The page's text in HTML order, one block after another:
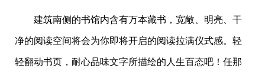
建筑南侧的书馆内含有万本藏书，宽敞、明亮、干
净的阅读空间将会为你即将开启的阅读拉满仪式感。轻
轻翻动书页，耐心品味文字所描绘的人生百态吧！任那